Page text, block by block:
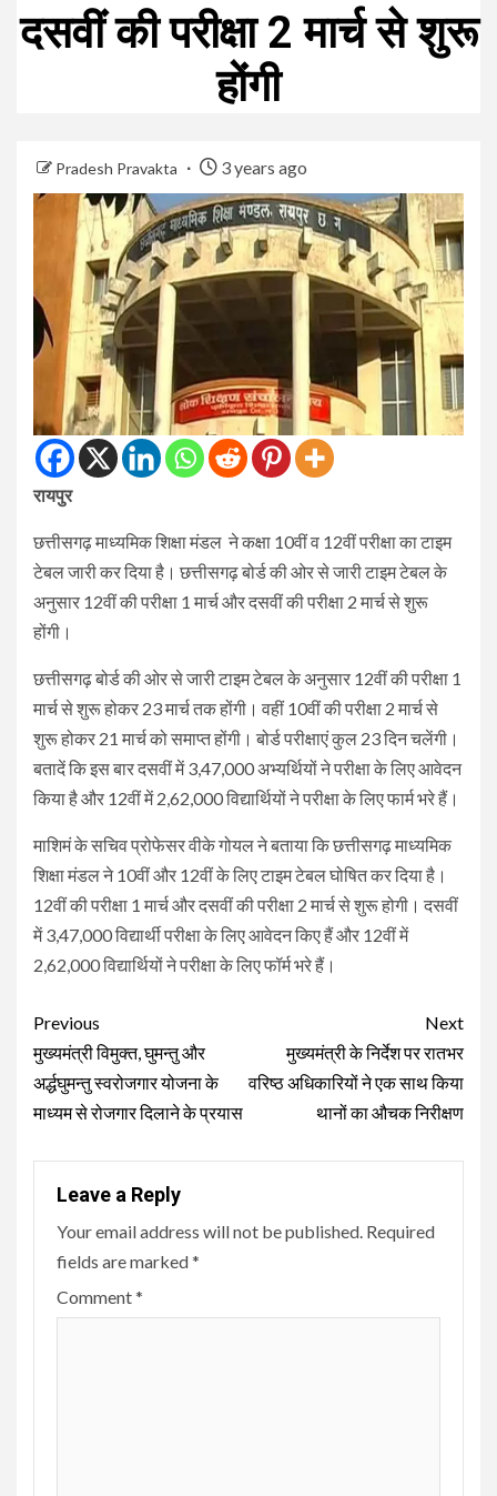
दसवीं की परीक्षा 2 मार्च से शुरू
होंगी
Pradesh Pravakta 3 years ago
रायपुर
छत्तीसगढ़ माध्यमिक शिक्षा मंडल ने कक्षा 10वीं व 12वीं परीक्षा का टाइम
टेबल जारी कर दिया है। छत्तीसगढ़ बोर्ड की ओर से जारी टाइम टेबल के
अनुसार 12वीं की परीक्षा 1 मार्च और दसवीं की परीक्षा 2 मार्च से शुरू
होंगी।
छत्तीसगढ़ बोर्ड की ओर से जारी टाइम टेबल के अनुसार 12वीं की परीक्षा 1
मार्च से शुरू होकर 23 मार्च तक होंगी। वहीं 10वीं की परीक्षा 2 मार्च से
शुरू होकर 21 मार्च को समाप्त होंगी। बोर्ड परीक्षाएं कुल 23 दिन चलेंगी।
बतादें कि इस बार दसवीं में 3,47,000 अभ्यर्थियों ने परीक्षा के लिए आवेदन
किया है और 12वीं में 2,62,000 विद्यार्थियों ने परीक्षा के लिए फार्म भरे हैं।
माशिमं के सचिव प्रोफेसर वीके गोयल ने बताया कि छत्तीसगढ़ माध्यमिक
शिक्षा मंडल ने 10वीं और 12वीं के लिए टाइम टेबल घोषित कर दिया है।
12वीं की परीक्षा 1 मार्च और दसवीं की परीक्षा 2 मार्च से शुरू होगी। दसवीं
में 3,47,000 विद्यार्थी परीक्षा के लिए आवेदन किए हैं और 12वीं में
2,62,000 विद्यार्थियों ने परीक्षा के लिए फॉर्म भरे हैं।
Continue
Reading
Previous
मुख्यमंत्री विमुक्त, घुमन्तु और
अर्द्धघुमन्तु स्वरोजगार योजना के
माध्यम से रोजगार दिलाने के प्रयास
Next
मुख्यमंत्री के निर्देश पर रातभर
वरिष्ठ अधिकारियों ने एक साथ किया
थानों का औचक निरीक्षण
Leave a Reply
Your email address will not be published. Required
fields are marked*
Comment*